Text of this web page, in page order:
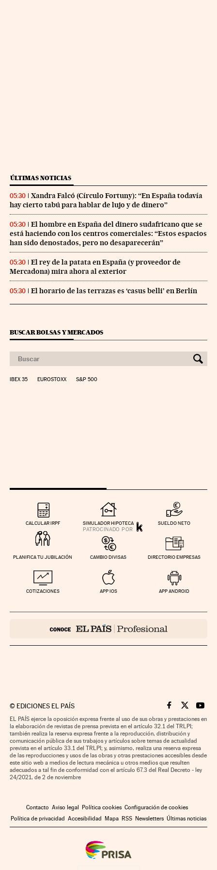
ÚLTIMAS NOTICIAS
05:30
Xandra Falcó (Círculo Fortuny): “En España todavía
hay cierto tabú para hablar de lujo y de dinero”
05:30
El hombre en España del dinero sudafricano que se
está haciendo con los centros comerciales: “Estos espacios
han sido denostados, pero no desaparecerán”
05:30
El rey de la patata en España (y proveedor de
Mercadona) mira ahora al exterior
05:30 El horario de las terrazas es ‘casus belli’ en Berlín
BUSCAR BOLSAS Y MERCADOS
IBEX 35 EUROSTOXX S&P 500
CALCULAR IRPF SIMULADOR HIPOTECA SUELDO NETO
PLANIFICA TU JUBILACIÓN CAMBIO DIVISAS DIRECTORIO EMPRESAS
COTIZACIONES APP IOS APP ANDROID
© EDICIONES EL PAÍS Cinco Días en
Cinco Días
Cinco
EL PAÍS ejerce la oposición expresa frente al uso de sus obras y prestaciones en
la elaboración de revistas de prensa prevista en el artículo 32.1 del TRLPI;
también realiza la reserva expresa frente a la reproducción, distribución y
comunicación pública de sus trabajos y artículos sobre temas de actualidad
prevista en el artículo 33.1 del TRLPI; y, asimismo, realiza una reserva expresa
de las reproducciones y usos de las obras y otras prestaciones accesibles desde
este sitio web a medios de lectura mecánica u otros medios que resulten
adecuados a tal fin de conformidad con el artículo 67.3 del Real Decreto - ley
24/2021, de 2 de noviembre
Contacto Aviso legal Política cookies Configuración de cookies
Política de privacidad Accesibilidad Mapa RSS Newsletters Últimas noticias